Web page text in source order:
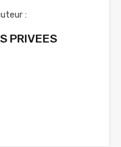
:
PRIVEES